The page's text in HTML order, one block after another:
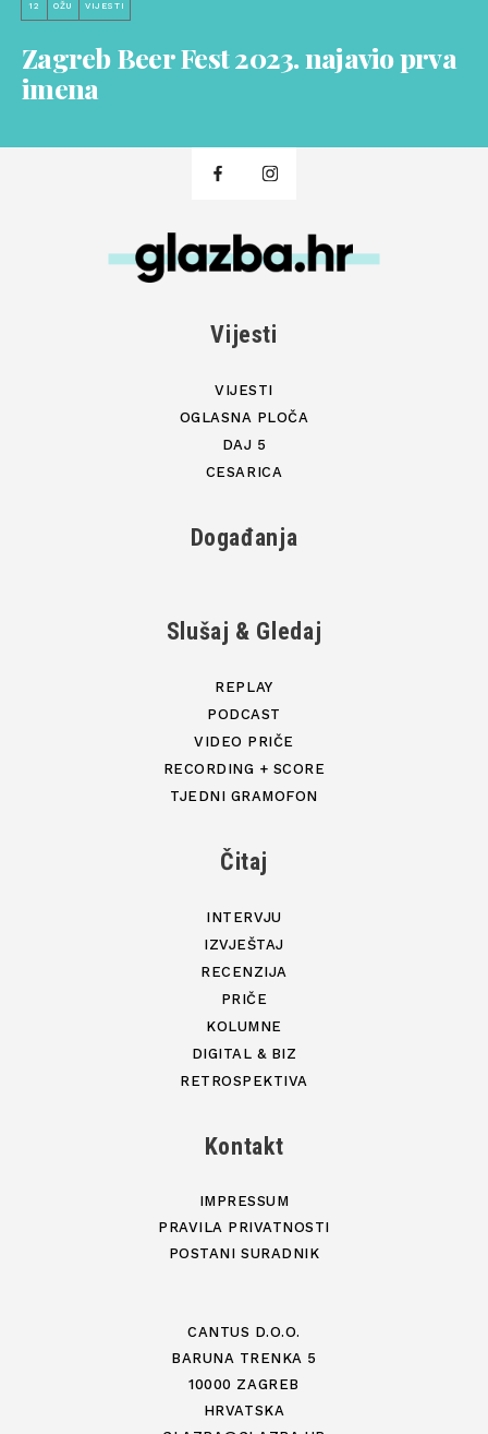
12 OŽU VIJESTI
Zagreb Beer Fest 2023. najavio prva
imena
Vijesti
VIJESTI
OGLASNA PLOČA
DAJ 5
CESARICA
Događanja
Slušaj & Gledaj
REPLAY
PODCAST
VIDEO PRIČE
RECORDING + SCORE
TJEDNI GRAMOFON
Čitaj
INTERVJU
IZVJEŠTAJ
RECENZIJA
PRIČE
KOLUMNE
DIGITAL & BIZ
RETROSPEKTIVA
Kontakt
IMPRESSUM
PRAVILA PRIVATNOSTI
POSTANI SURADNIK
CANTUS D.O.O.
BARUNA TRENKA 5
10000 ZAGREB
HRVATSKA